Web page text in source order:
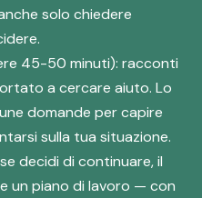
solo chiedere
45-50 minuti): racconti
a cercare aiuto. Lo
domande per capire
sulla tua situazione.
decidi di continuare, il
un piano di lavoro — con